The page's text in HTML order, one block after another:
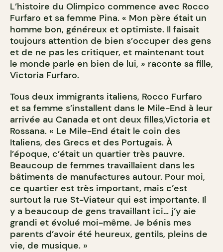
L’histoire du Olimpico commence avec Rocco
Furfaro et sa femme Pina. « Mon père était un
homme bon, généreux et optimiste. Il faisait
toujours attention de bien s’occuper des gens
et de ne pas les critiquer, et maintenant tout
le monde parle en bien de lui, » raconte sa fille,
Victoria Furfaro.
Tous deux immigrants italiens, Rocco Furfaro
et sa femme s’installent dans le Mile-End à leur
arrivée au Canada et ont deux filles,Victoria et
Rossana. « Le Mile-End était le coin des
Italiens, des Grecs et des Portugais. À
l’époque, c’était un quartier très pauvre.
Beaucoup de femmes travaillaient dans les
bâtiments de manufactures autour. Pour moi,
ce quartier est très important, mais c’est
surtout la rue St-Viateur qui est importante. Il
y a beaucoup de gens travaillant ici… j’y aie
grandi et évolué moi-même. Je bénis mes
parents d’avoir été heureux, gentils, pleins de
vie, de musique. »